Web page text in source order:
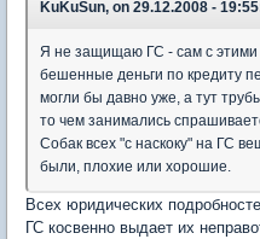
KuKuSun, on 29.12.2008 -
Я не защищаю ГС - сам с
бешенные деньги по кредиту
могли бы давно уже, а тут
то чем занимались
Собак всех "с наскоку" на ГС
были, плохие или хорошие.
Всех юридических
ГС косвенно выдает их